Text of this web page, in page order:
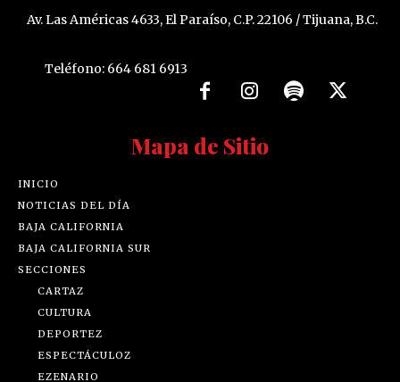
Av. Las Américas 4633, El Paraíso, C.P. 22106 / Tijuana, B.C.
Teléfono: 664 681 6913
Mapa de Sitio
INICIO
NOTICIAS DEL DÍA
BAJA CALIFORNIA
BAJA CALIFORNIA SUR
SECCIONES
CARTAZ
CULTURA
DEPORTEZ
ESPECTÁCULOZ
EZENARIO